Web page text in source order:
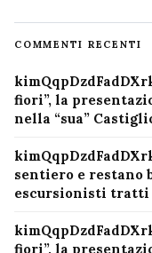
COMMENTI RECENTI
fiori”, la
nella “sua”
sentiero e restano
escursionisti tratti
fiori”, la